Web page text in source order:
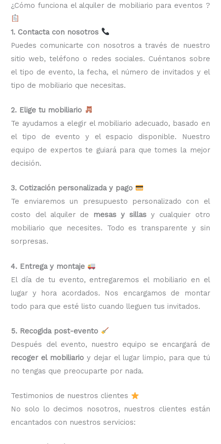
¿Cómo funciona el alquiler de mobiliario para eventos ?
1. Contacta con nosotros
Puedes comunicarte con nosotros a través de nuestro
sitio web, teléfono o redes sociales. Cuéntanos sobre
el tipo de evento, la fecha, el número de invitados y el
tipo de mobiliario que necesitas.
2. Elige tu mobiliario
Te ayudamos a elegir el mobiliario adecuado, basado en
el tipo de evento y el espacio disponible. Nuestro
equipo de expertos te guiará para que tomes la mejor
decisión.
3. Cotización personalizada y pago
Te enviaremos un presupuesto personalizado con el
costo del alquiler de
mesas y sillas y cualquier otro
mobiliario que necesites. Todo es transparente y sin
sorpresas.
4. Entrega y montaje
El día de tu evento, entregaremos el mobiliario en el
lugar y hora acordados. Nos encargamos de montar
todo para que esté listo cuando lleguen tus invitados.
5. Recogida post-evento
Después del evento, nuestro equipo se encargará de
recoger el mobiliario y dejar el lugar limpio, para que tú
no tengas que preocuparte por nada.
Testimonios de nuestros clientes
No solo lo decimos nosotros, nuestros clientes están
encantados con nuestros servicios: